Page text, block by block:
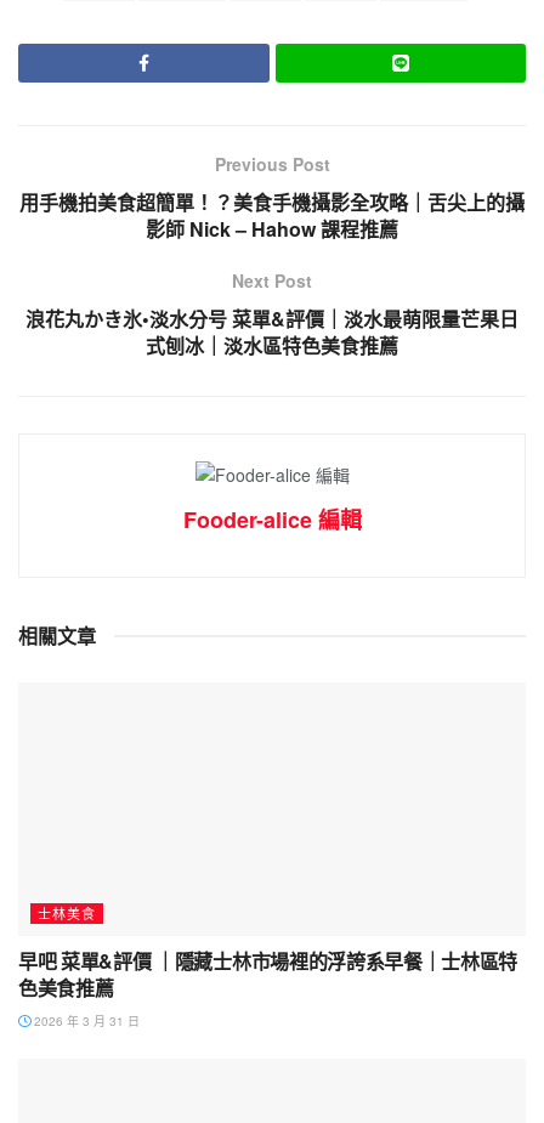
Previous Post
用手機拍美食超簡單！？美食手機攝影全攻略｜舌尖上的攝
影師 Nick – Hahow 課程推薦
Next Post
浪花丸かき氷•淡水分号 菜單&評價｜淡水最萌限量芒果日
式刨冰｜淡水區特色美食推薦
Fooder-alice 編輯
相關文章
士林美食
早吧 菜單&評價 ｜隱藏士林市場裡的浮誇系早餐｜士林區特
色美食推薦
2026 年 3 月 31 日